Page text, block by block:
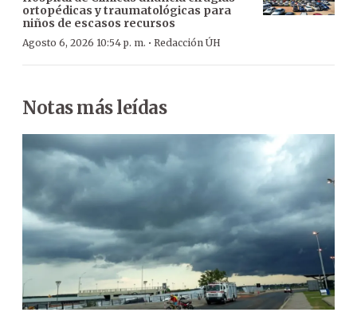
ortopédicas y traumatológicas para
niños de escasos recursos
Agosto 6, 2026 10:54 p. m. · Redacción ÚH
Notas más leídas